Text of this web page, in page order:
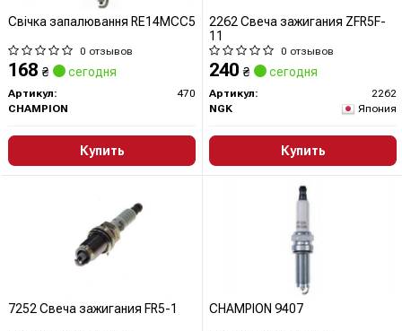
Свічка запалювання RE14MCC5
0 отзывов
168 ₴ сегодня
Артикул:
470
CHAMPION
Купить
2262 Свеча зажигания ZFR5F-
11
0 отзывов
240 ₴ сегодня
Артикул:
2262
NGK
Япония
Купить
7252 Свеча зажигания FR5-1 CHAMPION 9407